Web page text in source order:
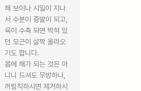
해 보이나 시일이 지나
서 수분이 증발이 되고,
육이 수축 되면 박혀 있
던 모근이 살짝 올라오
기도 합니다.
몸에 해가 되는 것은 아
니니 드셔도 무방하나,
꺼림칙하시면 제거하시